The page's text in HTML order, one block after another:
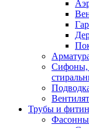
Сифоны,
Трубы и